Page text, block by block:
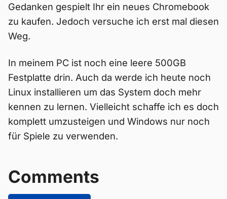
Gedanken gespielt Ihr ein neues Chromebook
zu kaufen. Jedoch versuche ich erst mal diesen
Weg.
In meinem PC ist noch eine leere 500GB
Festplatte drin. Auch da werde ich heute noch
Linux installieren um das System doch mehr
kennen zu lernen. Vielleicht schaffe ich es doch
komplett umzusteigen und Windows nur noch
für Spiele zu verwenden.
Comments